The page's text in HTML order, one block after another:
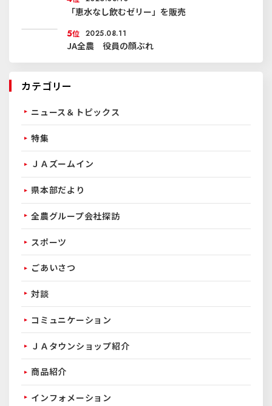
「恵水なし飲むゼリー」を販売
5位 2025.08.11
JA全農 役員の顔ぶれ
カテゴリー
ニュース＆トピックス
特集
ＪＡズームイン
県本部だより
全農グループ会社探訪
スポーツ
ごあいさつ
対談
コミュニケーション
ＪＡタウンショップ紹介
商品紹介
インフォメーション